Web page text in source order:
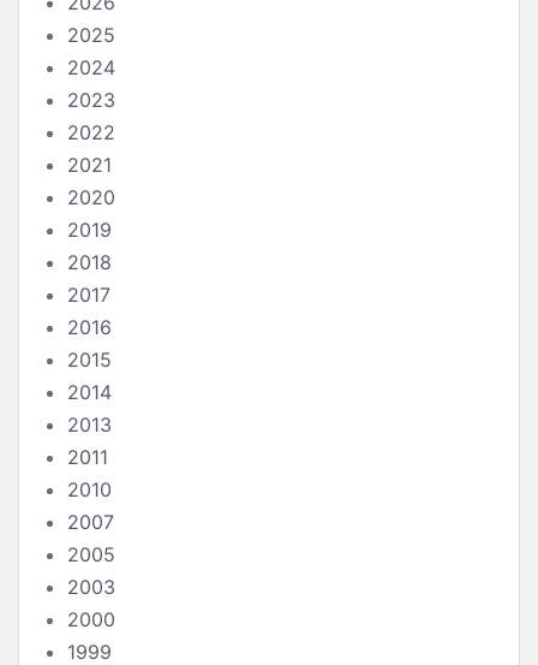
2025
2024
2023
2022
2021
2020
2019
2018
2017
2016
2015
2014
2013
2011
2010
2007
2005
2003
2000
1999